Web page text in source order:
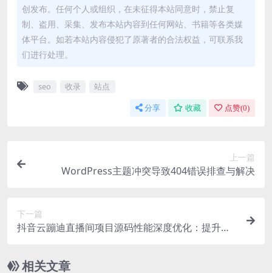
创发布。任何个人或组织，在未征得本站同意时，禁止复
制、盗用、采集、发布本站内容到任何网站、书籍等各类媒
体平台。如若本站内容侵犯了原著者的合法权益，可联系我
们进行处理。
seo 收录 站点
分享 收藏 点赞(0)
上一篇
WordPress主题冲突导致404错误排查与解决
下一篇
抖音云蹦迪直播间项目源码性能深度优化：提升速
相关文章